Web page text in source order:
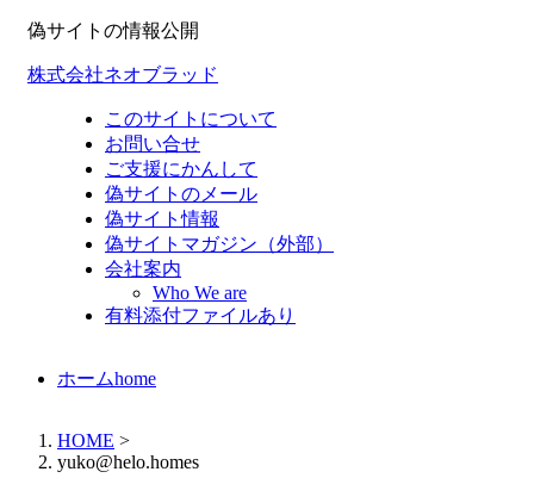
偽サイトの情報公開
株式会社ネオブラッド
このサイトについて
お問い合せ
ご支援にかんして
偽サイトのメール
偽サイト情報
偽サイトマガジン（外部）
会社案内
Who We are
有料添付ファイルあり
ホームhome
HOME >
yuko@helo.homes